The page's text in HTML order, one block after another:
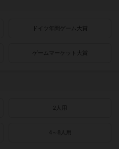
ドイツ年間ゲーム大賞
ゲームマーケット大賞
2人用
4～8人用